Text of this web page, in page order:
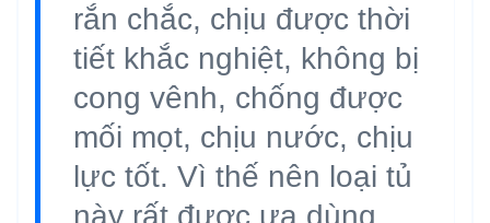
rắn chắc, chịu được thời
tiết khắc nghiệt, không bị
cong vênh, chống được
mối mọt, chịu nước, chịu
lực tốt. Vì thế nên loại tủ
này rất được ưa dùng